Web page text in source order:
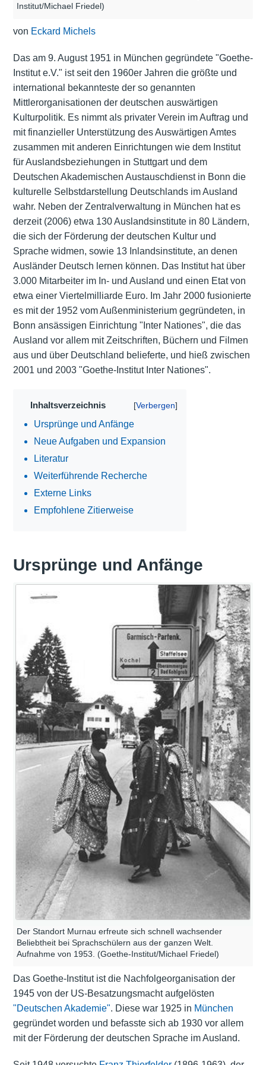
Institut/Michael Friedel)
von Eckard Michels
Das am 9. August 1951 in München gegründete "Goethe-
Institut e.V." ist seit den 1960er Jahren die größte und
international bekannteste der so genannten
Mittlerorganisationen der deutschen auswärtigen
Kulturpolitik. Es nimmt als privater Verein im Auftrag und
mit finanzieller Unterstützung des Auswärtigen Amtes
zusammen mit anderen Einrichtungen wie dem Institut
für Auslandsbeziehungen in Stuttgart und dem
Deutschen Akademischen Austauschdienst in Bonn die
kulturelle Selbstdarstellung Deutschlands im Ausland
wahr. Neben der Zentralverwaltung in München hat es
derzeit (2006) etwa 130 Auslandsinstitute in 80 Ländern,
die sich der Förderung der deutschen Kultur und
Sprache widmen, sowie 13 Inlandsinstitute, an denen
Ausländer Deutsch lernen können. Das Institut hat über
3.000 Mitarbeiter im In- und Ausland und einen Etat von
etwa einer Viertelmilliarde Euro. Im Jahr 2000 fusionierte
es mit der 1952 vom Außenministerium gegründeten, in
Bonn ansässigen Einrichtung "Inter Nationes", die das
Ausland vor allem mit Zeitschriften, Büchern und Filmen
aus und über Deutschland belieferte, und hieß zwischen
2001 und 2003 "Goethe-Institut Inter Nationes".
Inhaltsverzeichnis
Ursprünge und Anfänge
Neue Aufgaben und Expansion
Literatur
Weiterführende Recherche
Externe Links
Empfohlene Zitierweise
Ursprünge und Anfänge
Der Standort Murnau erfreute sich schnell wachsender
Beliebtheit bei Sprachschülern aus der ganzen Welt.
Aufnahme von 1953. (Goethe-Institut/Michael Friedel)
Das Goethe-Institut ist die Nachfolgeorganisation der
1945 von der US-Besatzungsmacht aufgelösten
"Deutschen Akademie". Diese war 1925 in München
gegründet worden und befasste sich ab 1930 vor allem
mit der Förderung der deutschen Sprache im Ausland.